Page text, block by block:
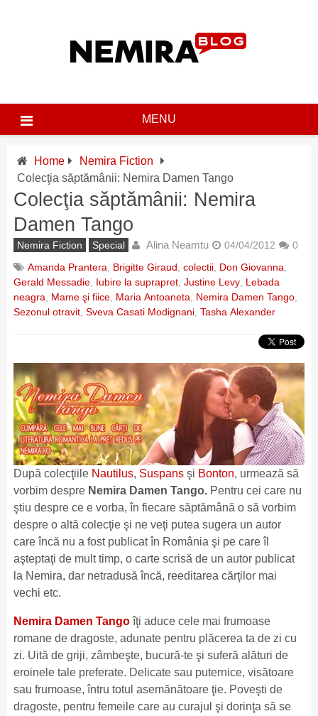
MENU
Home
Nemira Fiction
Colecţia săptămânii: Nemira Damen Tango
Colecţia săptămânii: Nemira
Damen Tango
Nemira Fiction Special Alina Neamtu 04/04/2012
0
Amanda Prantera
Brigitte Giraud colectii, Don Giovanna
Gerald Messadie, Iubire la suprapret, Justine Levy, Lebada
neagra
Mame şi fiice, Maria Antoaneta Nemira Damen Tango,
Sezonul otravit, Sveva Casati Modignani, Tasha Alexander
După colecţiile Nautilus, Suspansşi Bonton, urmează să
vorbim despre Nemira Damen Tango.Pentru cei care nu
ştiu despre ce e vorba, în fiecare săptămână o să vorbim
despre o altă colecţie şi ne veţi putea sugera un autor
care încă nu a fost publicat în România şi pe care îl
aşteptaţi de mult timp, o carte scrisă de un autor publicat
la Nemira, dar netradusă încă, reeditarea cărţilor mai
vechi etc.
Nemira Damen Tangoîţi aduce cele mai frumoase
romane de dragoste, adunate pentru plăcerea ta de zi cu
zi. Uită de griji, zâmbeşte, bucură-te şi suferă alături de
eroinele tale preferate. Delicate sau puternice, visătoare
sau frumoase, întru totul asemănătoare ţie. Poveşti de
dragoste, pentru femeile care au curajul şi dorinţa să se